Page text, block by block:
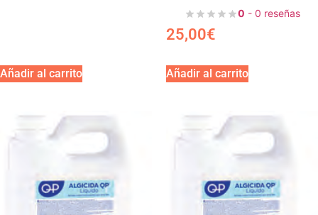
Añadir al carrito
0 - 0 reseñas
25,00€
Añadir al carrito